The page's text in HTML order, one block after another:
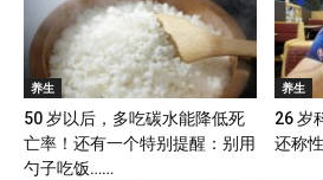
养生
50 岁以后，多吃碳水能降低死
亡率！还有一个特别提醒：别用
勺子吃饭……
养生
26 岁
还称